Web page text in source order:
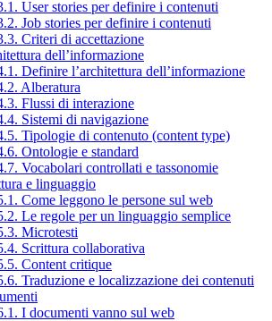
User stories per definire i contenuti
Job stories per definire i contenuti
Criteri di accettazione
dell’informazione
Definire l’architettura dell’informazione
Alberatura
Flussi di interazione
Sistemi di navigazione
Tipologie di contenuto (content type)
Ontologie e standard
Vocabolari controllati e tassonomie
e linguaggio
Come leggono le persone sul web
Le regole per un linguaggio semplice
Microtesti
Scrittura collaborativa
Content critique
Traduzione e localizzazione dei contenuti
I documenti vanno sul web